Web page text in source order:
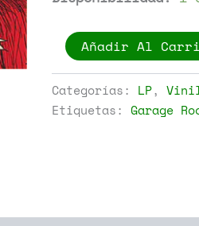
Various
Back
From
The
Grave
Añadir Al
Categorías: LP,
Etiquetas: Garage